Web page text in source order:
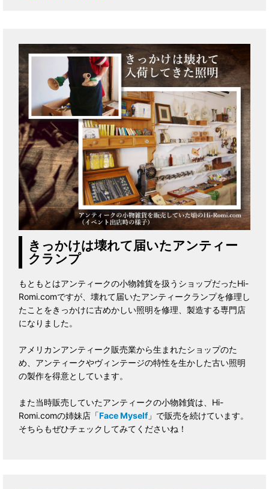
きっかけは壊れて届いたアンティー
クランプ
もともとはアンティークの小物雑貨を扱うショップだったHi-
Romi.comですが、壊れて届いたアンティークランプを修理し
たことをきっかけに古めかしい照明を修理、製造する専門店
になりました。
アメリカンアンティーク販売業から生まれたショップのた
め、アンティークやヴィンテージの特性を生かした古い照明
の製作を得意としています。
また当時販売していたアンティークの小物雑貨は、Hi-
Romi.comの姉妹店「Face Myself」で販売を続けています。
そちらもぜひチェックしてみてくださいね！